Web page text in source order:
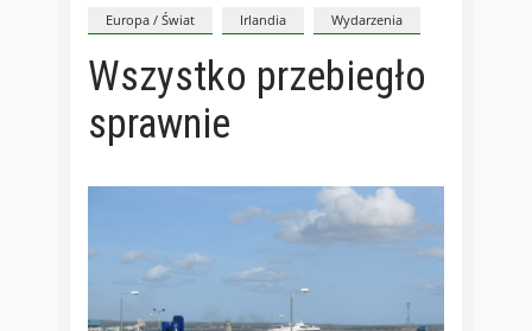
Europa / Świat Irlandia Wydarzenia
Wszystko przebiegło
sprawnie